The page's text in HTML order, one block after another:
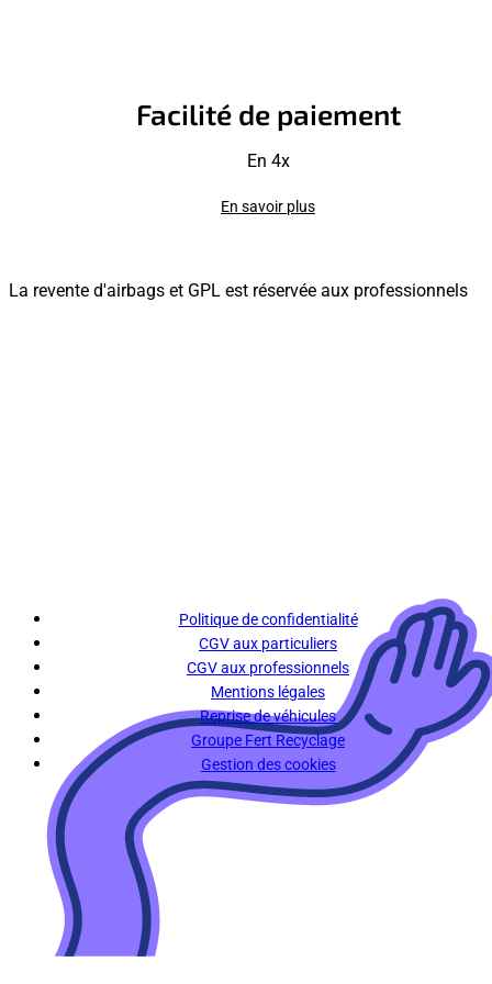
Facilité de paiement
En 4x
En savoir plus
La revente d'airbags et GPL est réservée aux professionnels
Politique de confidentialité
CGV aux particuliers
CGV aux professionnels
Mentions légales
Reprise de véhicules
Groupe Fert Recyclage
Gestion des cookies